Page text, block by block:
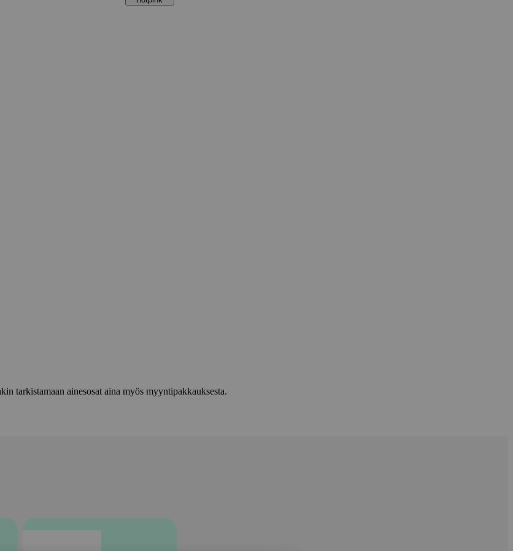
tarkistamaan ainesosat aina myös myyntipakkauksesta.